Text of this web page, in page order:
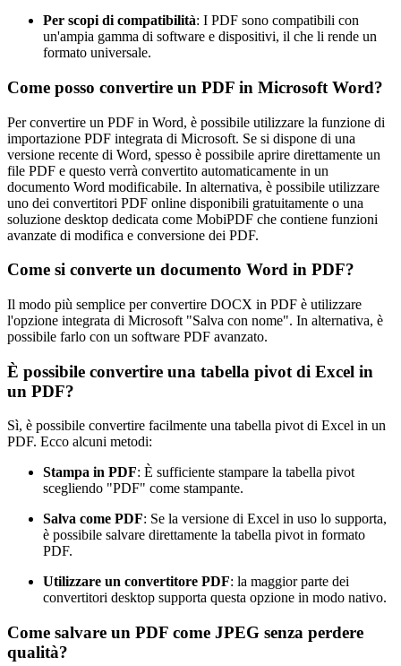
Per scopi di compatibilità: I PDF sono compatibili con
un'ampia gamma di software e dispositivi, il che li rende un
formato universale.
Come posso convertire un PDF in Microsoft Word?
Per convertire un PDF in Word, è possibile utilizzare la funzione di
importazione PDF integrata di Microsoft. Se si dispone di una
versione recente di Word, spesso è possibile aprire direttamente un
file PDF e questo verrà convertito automaticamente in un
documento Word modificabile. In alternativa, è possibile utilizzare
uno dei convertitori PDF online disponibili gratuitamente o una
soluzione desktop dedicata come MobiPDF che contiene funzioni
avanzate di modifica e conversione dei PDF.
Come si converte un documento Word in PDF?
Il modo più semplice per convertire DOCX in PDF è utilizzare
l'opzione integrata di Microsoft "Salva con nome". In alternativa, è
possibile farlo con un software PDF avanzato.
È possibile convertire una tabella pivot di Excel in
un PDF?
Sì, è possibile convertire facilmente una tabella pivot di Excel in un
PDF. Ecco alcuni metodi:
Stampa in PDF: È sufficiente stampare la tabella pivot
scegliendo "PDF" come stampante.
Salva come PDF: Se la versione di Excel in uso lo supporta,
è possibile salvare direttamente la tabella pivot in formato
PDF.
Utilizzare un convertitore PDF: la maggior parte dei
convertitori desktop supporta questa opzione in modo nativo.
Come salvare un PDF come JPEG senza perdere
qualità?